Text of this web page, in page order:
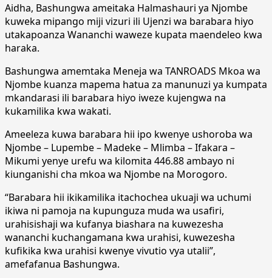
Aidha, Bashungwa ameitaka Halmashauri ya Njombe
kuweka mipango miji vizuri ili Ujenzi wa barabara hiyo
utakapoanza Wananchi waweze kupata maendeleo kwa
haraka.
Bashungwa amemtaka Meneja wa TANROADS Mkoa wa
Njombe kuanza mapema hatua za manunuzi ya kumpata
mkandarasi ili barabara hiyo iweze kujengwa na
kukamilika kwa wakati.
Ameeleza kuwa barabara hii ipo kwenye ushoroba wa
Njombe – Lupembe – Madeke – Mlimba – Ifakara –
Mikumi yenye urefu wa kilomita 446.88 ambayo ni
kiunganishi cha mkoa wa Njombe na Morogoro.
“Barabara hii ikikamilika itachochea ukuaji wa uchumi
ikiwa ni pamoja na kupunguza muda wa usafiri,
urahisishaji wa kufanya biashara na kuwezesha
wananchi kuchangamana kwa urahisi, kuwezesha
kufikika kwa urahisi kwenye vivutio vya utalii”,
amefafanua Bashungwa.